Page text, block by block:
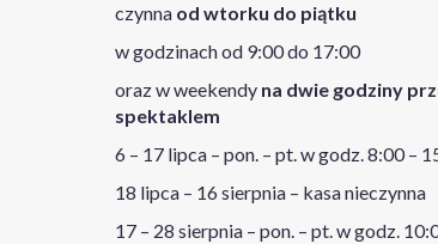
czynna od wtorku do piątku
w godzinach od 9:00 do 17:00
oraz w weekendy na dwie godziny
spektaklem
6 – 17 lipca – pon. – pt. w godz. 8:00 –
18 lipca – 16 sierpnia – kasa nieczynna
17 – 28 sierpnia – pon. – pt. w godz.